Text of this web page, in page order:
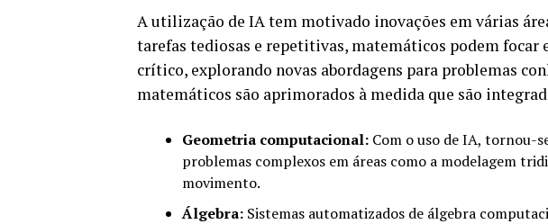
A utilização de IA tem motivado inovações em várias
tarefas tediosas e repetitivas, matemáticos podem
crítico, explorando novas abordagens para problemas
matemáticos são aprimorados à medida que são
Geometria computacional: Com o uso de IA, tornou-
problemas complexos em áreas como a modelagem
movimento.
Álgebra: Sistemas automatizados de álgebra